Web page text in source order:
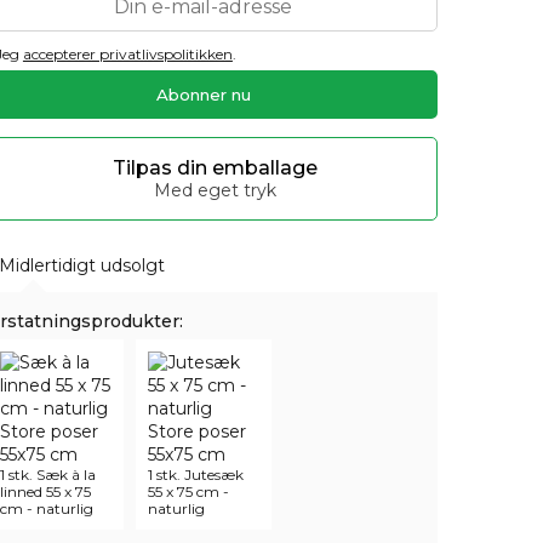
accepterer privatlivspolitikken.
Tilpas din emballage
Med eget tryk
udsolgt
1 stk. Sæk à la
linned 55 x 75
cm - naturlig
1 stk. Jutesæk
55 x 75 cm -
naturlig